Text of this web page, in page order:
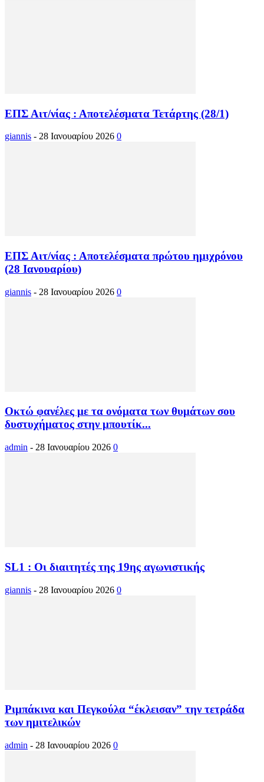
ΕΠΣ Αιτ/νίας : Αποτελέσματα Τετάρτης (28/1)
giannis - 28 Ιανουαρίου 2026 0
ΕΠΣ Αιτ/νίας : Αποτελέσματα πρώτου ημιχρόνου
(28 Ιανουαρίου)
giannis - 28 Ιανουαρίου 2026 0
Οκτώ φανέλες με τα ονόματα των θυμάτων σου
δυστυχήματος στην μπουτίκ...
admin - 28 Ιανουαρίου 2026 0
SL1 : Οι διαιτητές της 19ης αγωνιστικής
giannis - 28 Ιανουαρίου 2026 0
Ριμπάκινα και Πεγκούλα “έκλεισαν” την τετράδα
των ημιτελικών
admin - 28 Ιανουαρίου 2026 0